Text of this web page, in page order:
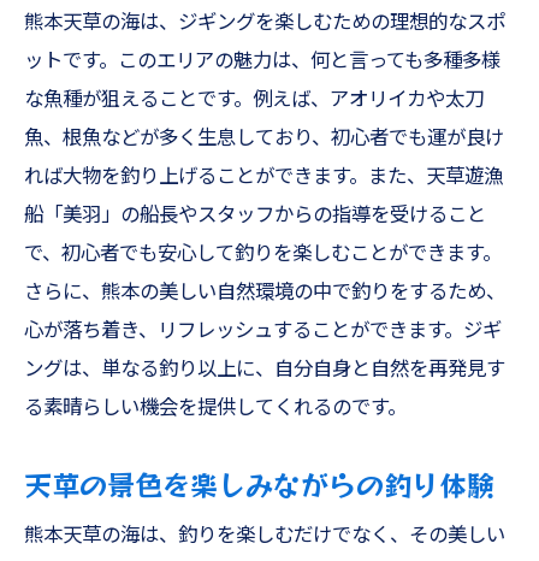
熊本天草の海は、ジギングを楽しむための理想的なスポ
ットです。このエリアの魅力は、何と言っても多種多様
な魚種が狙えることです。例えば、アオリイカや太刀
魚、根魚などが多く生息しており、初心者でも運が良け
れば大物を釣り上げることができます。また、天草遊漁
船「美羽」の船長やスタッフからの指導を受けること
で、初心者でも安心して釣りを楽しむことができます。
さらに、熊本の美しい自然環境の中で釣りをするため、
心が落ち着き、リフレッシュすることができます。ジギ
ングは、単なる釣り以上に、自分自身と自然を再発見す
る素晴らしい機会を提供してくれるのです。
天草の景色を楽しみながらの釣り体験
熊本天草の海は、釣りを楽しむだけでなく、その美しい